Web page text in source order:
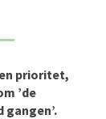
prioritet,
’de